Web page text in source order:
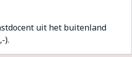
uit het buitenland
).